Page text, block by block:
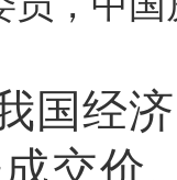
国经
交价